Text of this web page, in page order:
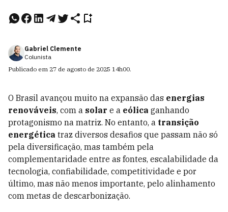
Gabriel Clemente
Colunista
Publicado em 27 de agosto de 2025 14h00.
O Brasil avançou muito na expansão das energias
renováveis, com a solar e a eólica ganhando
protagonismo na matriz. No entanto, a transição
energética traz diversos desafios que passam não só
pela diversificação, mas também pela
complementaridade entre as fontes, escalabilidade da
tecnologia, confiabilidade, competitividade e por
último, mas não menos importante, pelo alinhamento
com metas de descarbonização.